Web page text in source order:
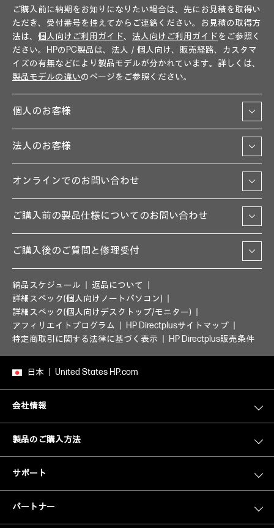
ご購入前に納期をお知りになりたい場合は、先にお見積を取得い
ただき、受付番号を控えてからご連絡ください。お見積の取得方
法は、 個人向けご利用ガイド、 法人向けご利用ガイドをご参照く
ださい。HPのPC製品は、法人／個人向け、販売経路、カスタマ
イズの有無などにより製品モデルが分かれています。詳しくは、
製品モデルの違いのページをご参照ください。
個人のお客様
法人のお客様
オンラインでのお問い合わせ
ご購入前の製品仕様についてのお問い合わせ
ご購入後のご質問と修理受付
納品スケジュール
返品について
詳細スペック(個人向けノートパソコン)
詳細スペック(個人向けデスクトップ/モニター)
アフィリエイトプログラム
HP Directplusサイトマップ
特定商取引に関する法律に基づく表示
HP Directplus販売条件
日本 United States HP.com
会社情報
製品のご購入方法
サポート
パートナー